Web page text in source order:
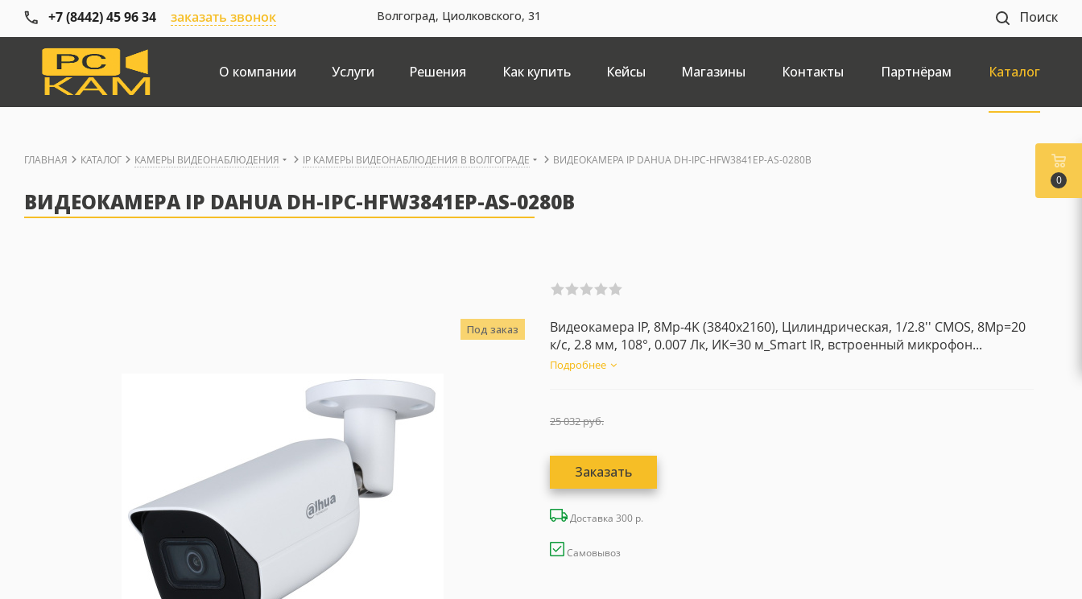
+7 (8442) 45 96 34 заказать звонок Волгоград, Циолковского, 31 Поиск
О компании Услуги Решения Как купить Кейсы Магазины Контакты Партнёрам Каталог
ГЛАВНАЯ КАТАЛОГ КАМЕРЫ ВИДЕОНАБЛЮДЕНИЯ IP КАМЕРЫ ВИДЕОНАБЛЮДЕНИЯ В ВОЛГОГРАДЕ ВИДЕОКАМЕРА IP DAHUA DH-IPC-HFW3841EP-AS-0280B
ВИДЕОКАМЕРА IP DAHUA DH-IPC-HFW3841EP-AS-0280B
Под заказ
Видеокамера IP, 8Mp-4K (3840x2160), Цилиндрическая, 1/2.8'' CMOS, 8Mp=20
к/с, 2.8 мм, 108°, 0.007 Лк, ИК=30 м_Smart IR, встроенный микрофон...
Подробнее
25 032руб.
Заказать
Доставка 300 р.
Самовывоз
0